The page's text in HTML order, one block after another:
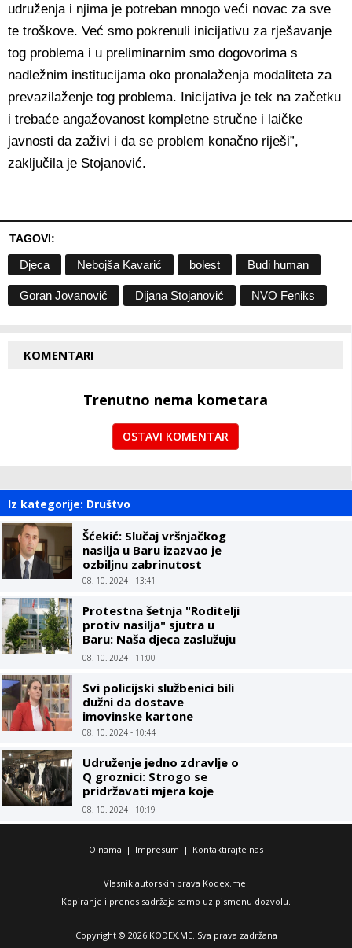
udruženja i njima je potreban mnogo veći novac za sve
te troškove. Već smo pokrenuli inicijativu za rješavanje
tog problema i u preliminarnim smo dogovorima s
nadležnim institucijama oko pronalaženja modaliteta za
prevazilaženje tog problema. Inicijativa je tek na začetku
i trebaće angažovanost kompletne stručne i laičke
javnosti da zaživi i da se problem konačno riješi”,
zaključila je Stojanović.
TAGOVI:
Djeca Nebojša Kavarić bolest Budi human
Goran Jovanović Dijana Stojanović NVO Feniks
KOMENTARI
Trenutno nema kometara
OSTAVI KOMENTAR
Iz kategorije: Društvo
Šćekić: Slučaj vršnjačkog
nasilja u Baru izazvao je
ozbiljnu zabrinutost
08. 10. 2024 - 13:41
Protestna šetnja "Roditelji
protiv nasilja" sjutra u
Baru: Naša djeca zaslužuju
sigurno okruženje
08. 10. 2024 - 11:00
Svi policijski službenici bili
dužni da dostave
imovinske kartone
08. 10. 2024 - 10:44
Udruženje jedno zdravlje o
Q groznici: Strogo se
pridržavati mjera koje
propisuju zdravstvene i
08. 10. 2024 - 10:19
O nama | Impresum | Kontaktirajte nas
Vlasnik autorskih prava Kodex.me.
Kopiranje i prenos sadržaja samo uz pismenu dozvolu.
Copyright © 2026 KODEX.ME. Sva prava zadržana